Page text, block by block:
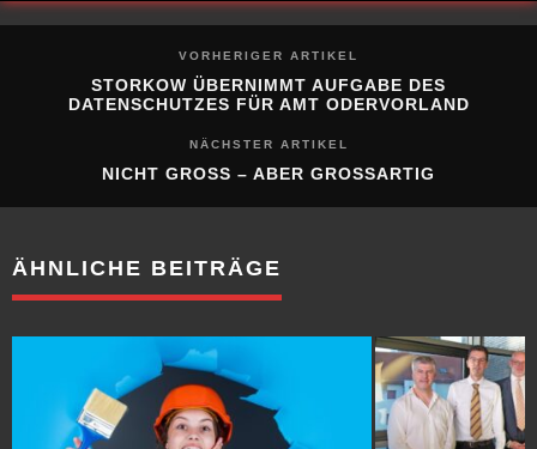
VORHERIGER ARTIKEL
STORKOW ÜBERNIMMT AUFGABE DES
DATENSCHUTZES FÜR AMT ODERVORLAND
NÄCHSTER ARTIKEL
NICHT GROSS – ABER GROSSARTIG
ÄHNLICHE BEITRÄGE